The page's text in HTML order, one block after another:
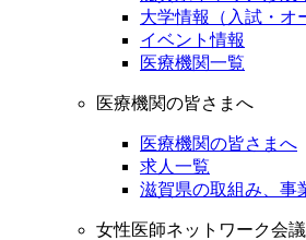
大学情報（入試・オ
イベント情報
医療機関一覧
医療機関の皆さまへ
医療機関の皆さまへ
求人一覧
滋賀県の取組み、事
女性医師ネットワーク会議